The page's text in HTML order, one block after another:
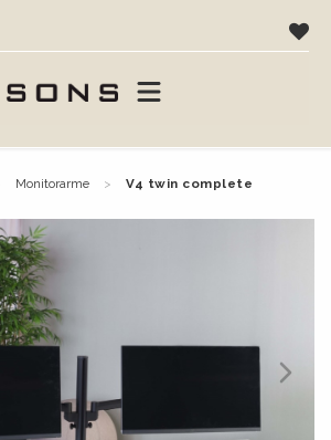
monitorarme v4 twin complete